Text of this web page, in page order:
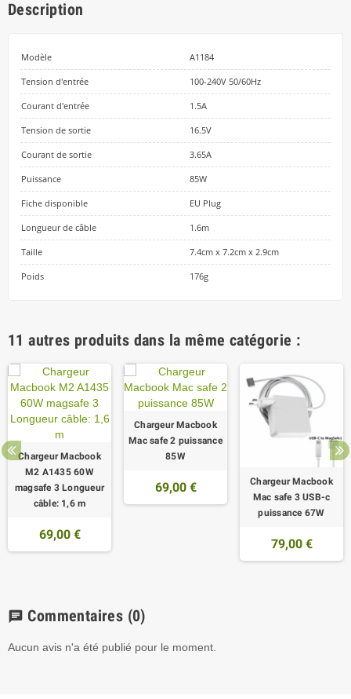
Description
Modèle A1184
Tension d'entrée 100-240V 50/60Hz
Courant d'entrée 1.5A
Tension de sortie 16.5V
Courant de sortie 3.65A
Puissance 85W
Fiche disponible EU Plug
Longueur de câble 1.6m
Taille 7.4cm x 7.2cm x 2.9cm
Poids 176g
11 autres produits dans la même catégorie :
Chargeur Macbook
M2 A1435 60W
magsafe 3 Longueur
câble: 1,6 m
69,00 €
Chargeur Macbook
Mac safe 2 puissance
85W
69,00 €
Chargeur Macbook
Mac safe 3 USB-c
puissance 67W
79,00 €
chat Commentaires (0)
Aucun avis n'a été publié pour le moment.